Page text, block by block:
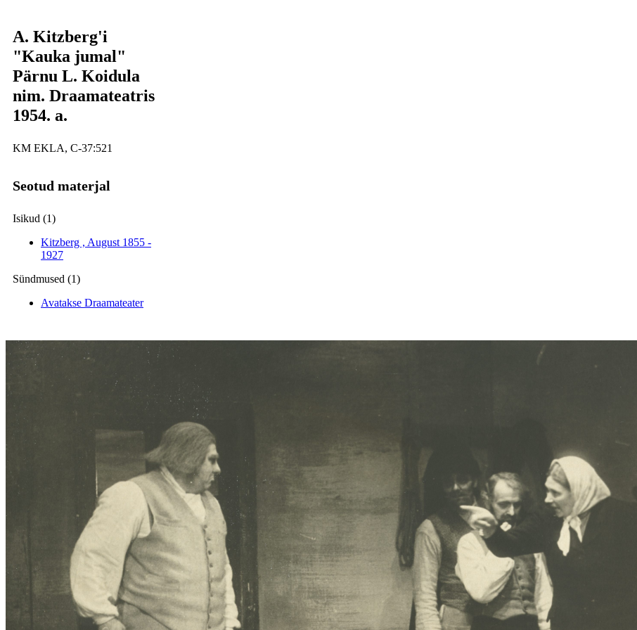
A. Kitzberg'i
"Kauka jumal"
Pärnu L. Koidula
nim. Draamateatris
1954. a.
KM EKLA, C-37:521
Seotud materjal
Isikud (1)
Kitzberg , August 1855 -
1927
Sündmused (1)
Avatakse Draamateater